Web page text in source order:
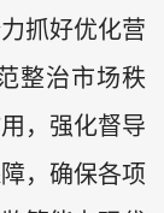
抓好优化营
整治市场秩
，强化督导
，确保各项